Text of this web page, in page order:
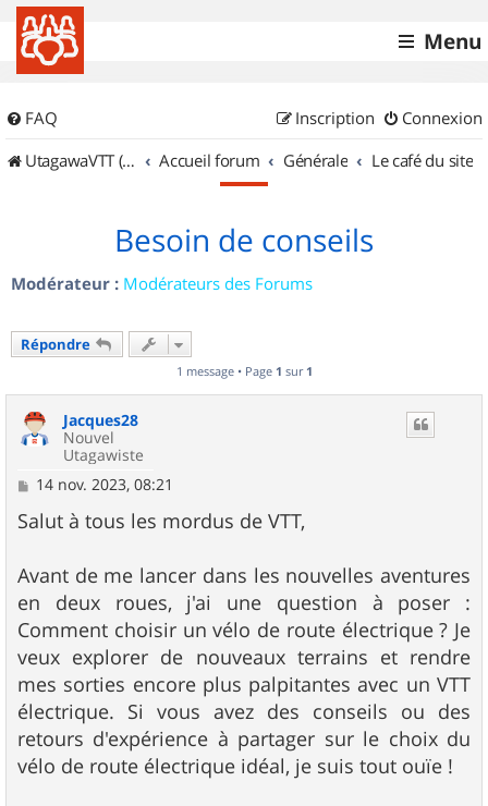
Menu
FAQ Connexion
Inscription
UtagawaVTT (Randos VTT et VTTAE avec traces GPS)
Accueil forum Générale Le café du site
Besoin de conseils
Modérateur : Modérateurs des Forums
Répondre
1 message • Page 1 sur 1
Jacques28
Nouvel
Utagawiste
M
s
s
g
e
14 nov. 2023, 08:21
Salut à tous les mordus de VTT,
Avant de me lancer dans les nouvelles aventures
en deux roues, j'ai une question à poser :
Comment choisir un vélo de route électrique ? Je
veux explorer de nouveaux terrains et rendre
mes sorties encore plus palpitantes avec un VTT
électrique. Si vous avez des conseils ou des
retours d'expérience à partager sur le choix du
vélo de route électrique idéal, je suis tout ouïe !